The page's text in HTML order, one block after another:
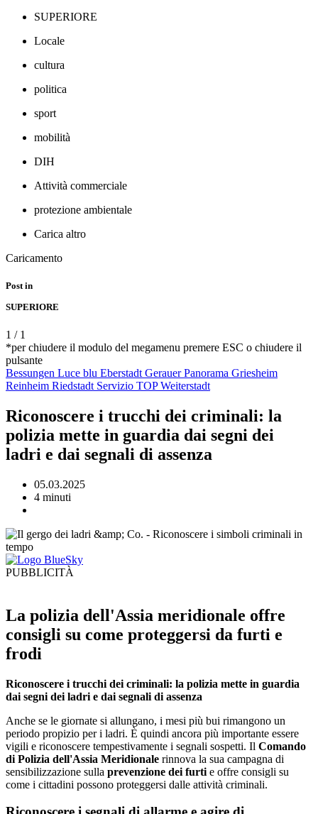
SUPERIORE
Locale
cultura
politica
sport
mobilità
DIH
Attività commerciale
protezione ambientale
Carica altro
Caricamento
Post in
SUPERIORE
1 / 1
*per chiudere il modulo del megamenu premere ESC o chiudere il
pulsante
Bessungen Luce blu Eberstadt Gerauer Panorama Griesheim
Reinheim Riedstadt Servizio TOPWeiterstadt
Riconoscere i trucchi dei criminali: la
polizia mette in guardia dai segni dei
ladri e dai segnali di assenza
05.03.2025
4 minuti
PUBBLICITÀ
La polizia dell'Assia meridionale offre
consigli su come proteggersi da furti e
frodi
Riconoscere i trucchi dei criminali: la polizia mette in guardia
dai segni dei ladri e dai segnali di assenza
Anche se le giornate si allungano, i mesi più bui rimangono un
periodo propizio per i ladri. È quindi ancora più importante essere
vigili e riconoscere tempestivamente i segnali sospetti. Il Comando
di Polizia dell'Assia Meridionale rinnova la sua campagna di
sensibilizzazione sulla prevenzione dei furti e offre consigli su
come i cittadini possono proteggersi dalle attività criminali.